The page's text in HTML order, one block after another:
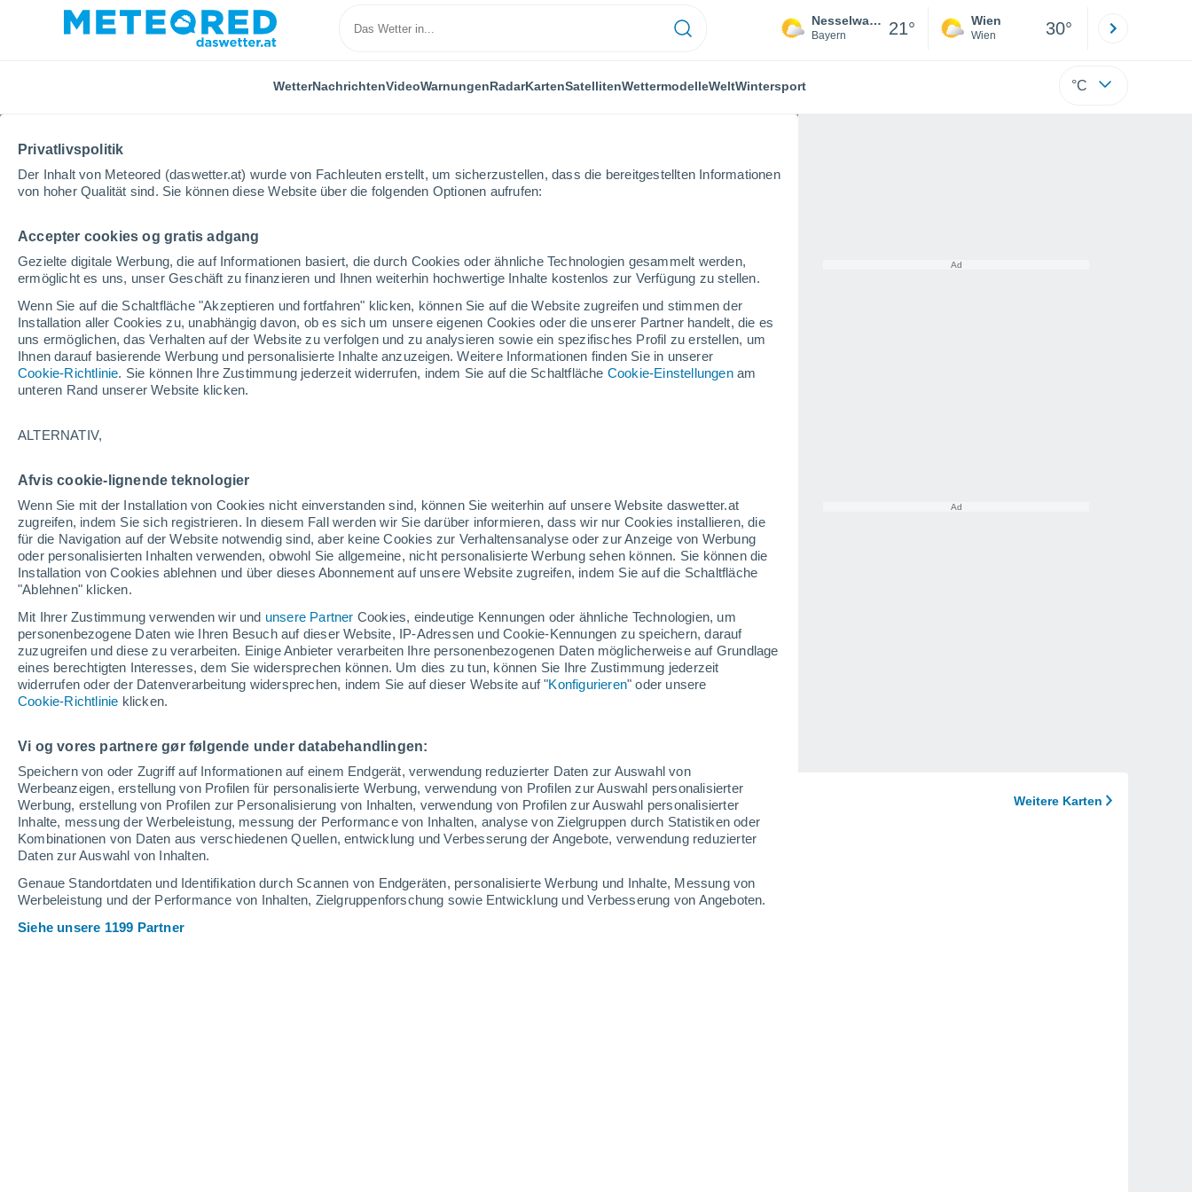
Privatlivspolitik
Der Inhalt von Meteored (daswetter.at) wurde von Fachleuten erstellt, um sicherzustellen, dass die bereitgestellten Informationen
von hoher Qualität sind. Sie können diese Website über die folgenden Optionen aufrufen:
Accepter cookies og gratis adgang
Gezielte digitale Werbung, die auf Informationen basiert, die durch Cookies oder ähnliche Technologien gesammelt werden,
ermöglicht es uns, unser Geschäft zu finanzieren und Ihnen weiterhin hochwertige Inhalte kostenlos zur Verfügung zu stellen.
Wenn Sie auf die Schaltfläche "Akzeptieren und fortfahren" klicken, können Sie auf die Website zugreifen und stimmen der
Installation aller Cookies zu, unabhängig davon, ob es sich um unsere eigenen Cookies oder die unserer Partner handelt, die es
uns ermöglichen, das Verhalten auf der Website zu verfolgen und zu analysieren sowie ein spezifisches Profil zu erstellen, um
Ihnen darauf basierende Werbung und personalisierte Inhalte anzuzeigen. Weitere Informationen finden Sie in unserer
Cookie-Richtlinie. Sie können Ihre Zustimmung jederzeit widerrufen, indem Sie auf die Schaltfläche Cookie-Einstellungenam
unteren Rand unserer Website klicken.
ALTERNATIV,
Afvis cookie-lignende teknologier
Wenn Sie mit der Installation von Cookies nicht einverstanden sind, können Sie weiterhin auf unsere Website daswetter.at
zugreifen, indem Sie sich registrieren. In diesem Fall werden wir Sie darüber informieren, dass wir nur Cookies installieren, die
für die Navigation auf der Website notwendig sind, aber keine Cookies zur Verhaltensanalyse oder zur Anzeige von Werbung
oder personalisierten Inhalten verwenden, obwohl Sie allgemeine, nicht personalisierte Werbung sehen können. Sie können die
Installation von Cookies ablehnen und über dieses Abonnement auf unsere Website zugreifen, indem Sie auf die Schaltfläche
"Ablehnen" klicken.
Mit Ihrer Zustimmung verwenden wir und unsere Partner Cookies, eindeutige Kennungen oder ähnliche Technologien, um
personenbezogene Daten wie Ihren Besuch auf dieser Website, IP-Adressen und Cookie-Kennungen zu speichern, darauf
zuzugreifen und diese zu verarbeiten. Einige Anbieter verarbeiten Ihre personenbezogenen Daten möglicherweise auf Grundlage
eines berechtigten Interesses, dem Sie widersprechen können. Um dies zu tun, können Sie Ihre Zustimmung jederzeit
widerrufen oder der Datenverarbeitung widersprechen, indem Sie auf dieser Website auf "Konfigurieren" oder unsere
Cookie-Richtlinie klicken.
Vi og vores partnere gør følgende under databehandlingen:
Speichern von oder Zugriff auf Informationen auf einem Endgerät, verwendung reduzierter Daten zur Auswahl von
Werbeanzeigen, erstellung von Profilen für personalisierte Werbung, verwendung von Profilen zur Auswahl personalisierter
Werbung, erstellung von Profilen zur Personalisierung von Inhalten, verwendung von Profilen zur Auswahl personalisierter
Inhalte, messung der Werbeleistung, messung der Performance von Inhalten, analyse von Zielgruppen durch Statistiken oder
Kombinationen von Daten aus verschiedenen Quellen, entwicklung und Verbesserung der Angebote, verwendung reduzierter
Daten zur Auswahl von Inhalten.
Genaue Standortdaten und Identifikation durch Scannen von Endgeräten, personalisierte Werbung und Inhalte, Messung von
Werbeleistung und der Performance von Inhalten, Zielgruppenforschung sowie Entwicklung und Verbesserung von Angeboten.
Siehe unsere 1199 Partner
Nesselwang
Bayern 21° Wien
Wien 30°
WetterNachrichtenVideoWarnungenRadarKartenSatellitenWettermodelleWeltWintersport °C
Home Deutschland Bayern
Alpspitz Nesselwang
Eröffnung
133 fehlende Tage
Geschlossen
Heute
7. Aug
Morgen
8. Aug
Sonntag
9. Aug
Schneebericht heute
Pisten nach
Schwierigkeitsgrad
0 5 1 0
befahrbare Pistenkilometer 0 / 8
Offene Pisten 0 / 6
Schneeverhältnisse
Schneehöhe iauf dem Berg
Schneebeschaffenheit im Tal
Schneehöhe. Weitere Karten